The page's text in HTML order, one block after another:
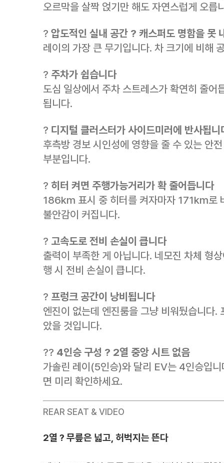
오르막을 살짝 얹기만 해도 자연스럽게 오릅
? 압도적인 실내 공간 ? 캐스퍼도 명함을 못
레이의 가장 큰 무기입니다. 차 크기에 비해
? 주차가 쉽습니다
도심 일상에서 주차 스트레스가 확연히 줄어
됩니다.
? 디지털 클러스터가 사이드미러에 반사됩니
후측방 경보 시인성에 영향을 줄 수 있는 안
부분입니다.
? 히터 켜면 주행가능거리가 확 줄어듭니다
186km 표시 중 히터를 켜자마자 171km로
불안감이 커집니다.
? 고속도로 전비 손실이 큽니다
출력이 부족한 게 아닙니다. 네모진 차체 형
행 시 전비 손실이 큽니다.
? 프렁크 공간이 낭비됩니다
엔진이 없는데 엔진룸을 그냥 비워뒀습니다.
았을 것입니다.
?? 4인승 구성 ? 2열 중앙 시트 없음
가솔린 레이(5인승)와 달리 EV는 4인승입
면 미리 확인하세요.
REAR SEAT & VIDEO
2열 ? 무릎은 넓고, 허벅지는 뜬다